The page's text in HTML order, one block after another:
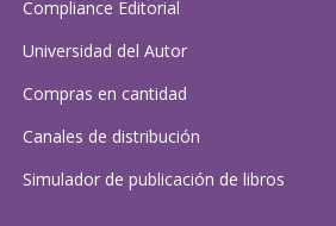
Compliance Editorial
Universidad del Autor
Compras en cantidad
Canales de distribución
Simulador de publicación de libros